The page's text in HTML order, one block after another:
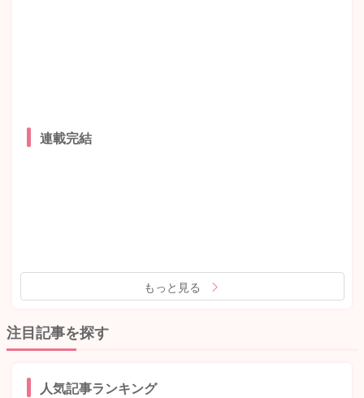
連載完結
もっと見る
注目記事を探す
人気記事ランキング